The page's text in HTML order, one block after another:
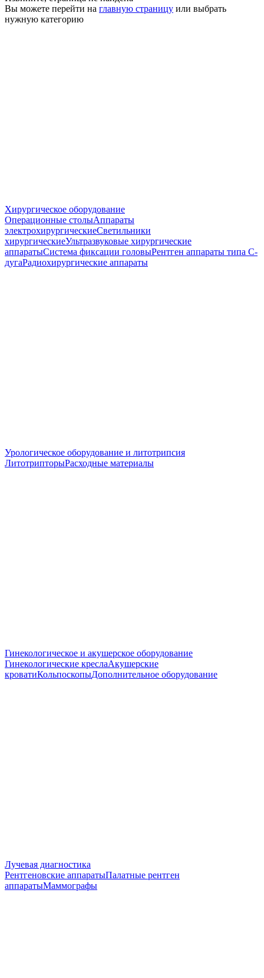
Вы можете перейти на главную страницу или выбрать
нужную категорию
Хирургическое оборудование
Операционные столыАппараты
электрохирургическиеСветильники
хирургическиеУльтразвуковые хирургические
аппаратыСистема фиксации головыРентген аппараты типа С-
дугаРадиохирургические аппараты
Урологическое оборудование и литотрипсия
ЛитотрипторыРасходные материалы
Гинекологическое и акушерское оборудование
Гинекологические креслаАкушерские
кроватиКольпоскопыДополнительное оборудование
Лучевая диагностика
Рентгеновские аппаратыПалатные рентген
аппаратыМаммографы